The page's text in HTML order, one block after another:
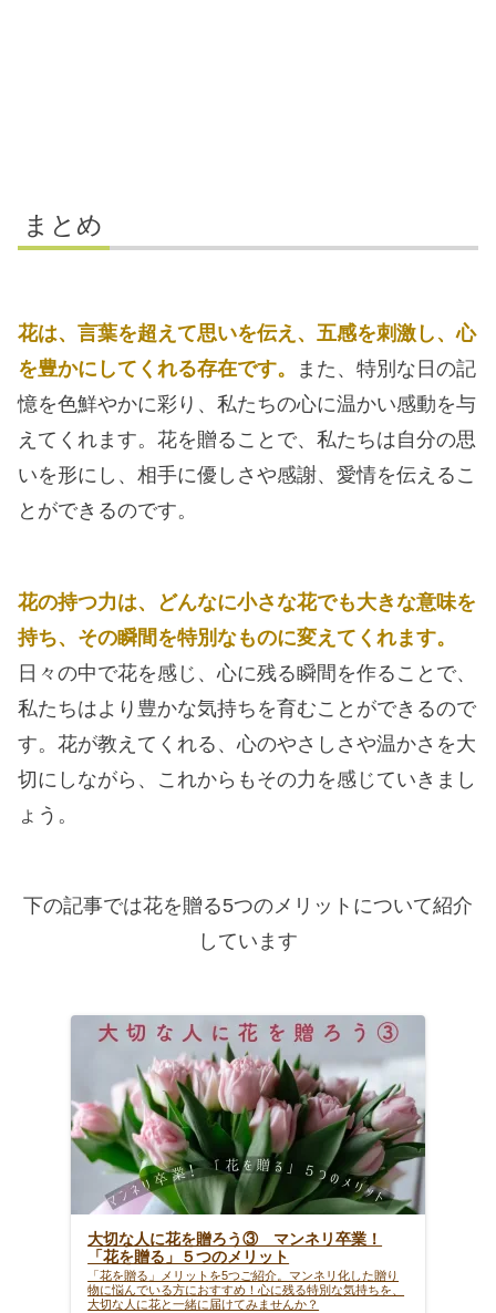
まとめ
花は、言葉を超えて思いを伝え、五感を刺激し、心
を豊かにしてくれる存在です。
また、特別な日の記
憶を色鮮やかに彩り、私たちの心に温かい感動を与
えてくれます。花を贈ることで、私たちは自分の思
いを形にし、相手に優しさや感謝、愛情を伝えるこ
とができるのです。
花の持つ力は、どんなに小さな花でも大きな意味を
持ち、その瞬間を特別なものに変えてくれます。
日々の中で花を感じ、心に残る瞬間を作ることで、
私たちはより豊かな気持ちを育むことができるので
す。花が教えてくれる、心のやさしさや温かさを大
切にしながら、これからもその力を感じていきまし
ょう。
下の記事では花を贈る5つのメリットについて紹介
しています
大切な人に花を贈ろう③ マンネリ卒業！
「花を贈る」５つのメリット
「花を贈る」メリットを5つご紹介。マンネリ化した贈り
物に悩んでいる方におすすめ！心に残る特別な気持ちを、
大切な人に花と一緒に届けてみませんか？